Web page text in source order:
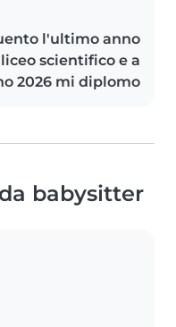
l'ultimo anno
scientifico e a
2026 mi diplomo
babysitter